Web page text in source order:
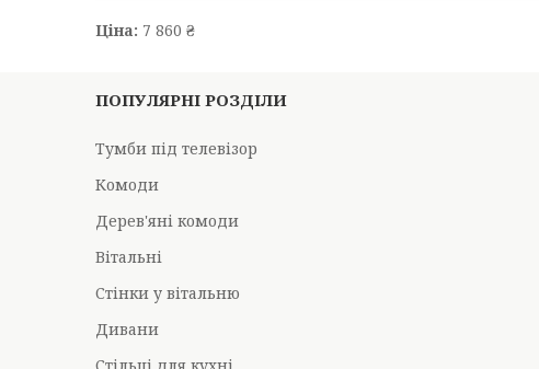
Ціна: 7 860 ₴
ПОПУЛЯРНІ РОЗДІЛИ
Тумби під телевізор
Комоди
Дерев'яні комоди
Вітальні
Стінки у вітальню
Дивани